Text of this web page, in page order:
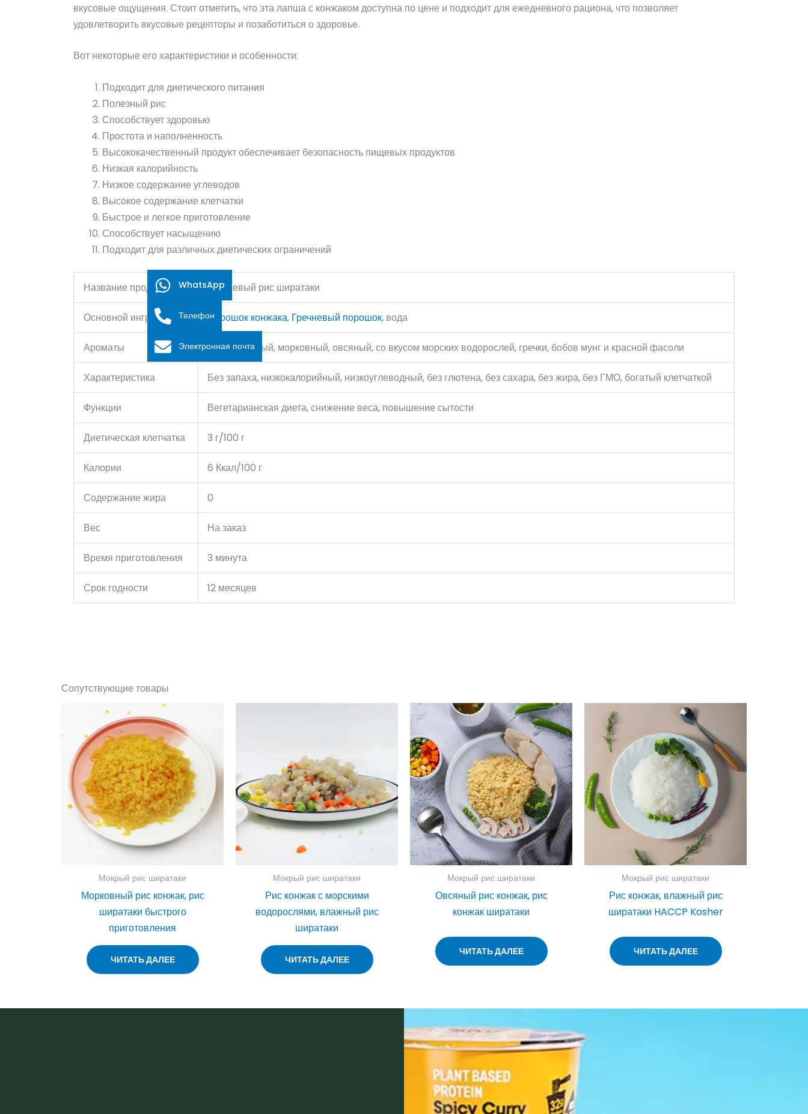
вкусовые ощущения. Стоит отметить, что эта лапша с конжаком доступна по цене и подходит для ежедневного рациона, что позволяет
удовлетворить вкусовые рецепторы и позаботиться о здоровье.
Вот некоторые его характеристики и особенности:
Подходит для диетического питания
Полезный рис
Способствует здоровью
Простота и наполненность
Высококачественный продукт обеспечивает безопасность пищевых продуктов
Низкая калорийность
Низкое содержание углеводов
Высокое содержание клетчатки
Быстрое и легкое приготовление
Способствует насыщению
Подходит для различных диетических ограничений
Название продукта Гречневый рис ширатаки
Основной ингредиент Порошок конжака, Гречневый порошок, вода
Ароматы Оригинальный, морковный, овсяный, со вкусом морских водорослей, гречки, бобов мунг и красной фасоли
Характеристика Без запаха, низкокалорийный, низкоуглеводный, без глютена, без сахара, без жира, без ГМО, богатый клетчаткой
Функции Вегетарианская диета, снижение веса, повышение сытости
Диетическая клетчатка 3 г/100 г
Калории 6 Ккал/100 г
Содержание жира 0
Вес На заказ
Время приготовления 3 минута
Срок годности 12 месяцев
Сопутствующие товары
Мокрый рис ширатаки
Морковный рис конжак, рис
ширатаки быстрого
приготовления
ЧИТАТЬ ДАЛЕЕ
Мокрый рис ширатаки
Рис конжак с морскими
водорослями, влажный рис
ширатаки
ЧИТАТЬ ДАЛЕЕ
Мокрый рис ширатаки
Овсяный рис конжак, рис
конжак ширатаки
ЧИТАТЬ ДАЛЕЕ
Мокрый рис ширатаки
Рис конжак, влажный рис
ширатаки HACCP Kosher
ЧИТАТЬ ДАЛЕЕ
WhatsApp
Телефон
Электронная почта